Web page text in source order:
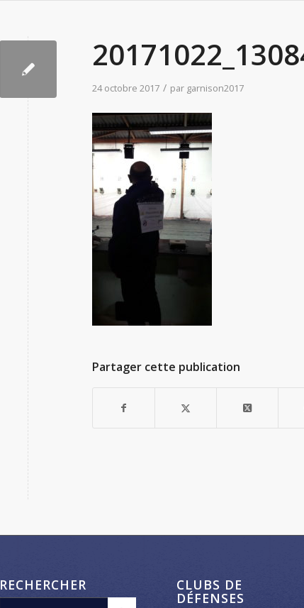
24 octobre 2017 / par garnison2017
Partager cette publication
RECHERCHER CLUBS DE
DÉFENSES